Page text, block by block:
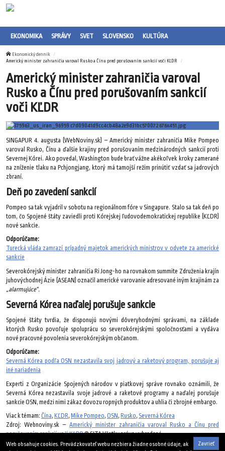
EKONOMIKA SPRÁVY SVET SLOVENSKO KULTÚRA
Ekonomický denník
Americký minister zahraničia varoval Rusko a Čínu pred porušovaním sankcií voči KĽDR
Americký minister zahraničia varoval
Rusko a Čínu pred porušovaním sankcií
voči KĽDR
SINGAPUR 4. augusta (WebNoviny.sk) – Americký minister zahraničia Mike Pompeo
varoval Rusko, Čínu a ďalšie krajiny pred porušovaním medzinárodných sankcií proti
Severnej Kórei. Ako povedal, Washington bude brať vážne akékoľvek kroky zamerané
na zníženie tlaku na Pchjongjang, ktorý má tamojší režim prinútiť vzdať sa jadrových
zbraní.
Deň po zavedení sankcií
Pompeo sa tak vyjadril v sobotu na regionálnom fóre v Singapure. Stalo sa tak deň po
tom, čo Spojené štáty zaviedli proti Kórejskej ľudovodemokratickej republike (KĽDR)
nové sankcie.
Odporúčame:
Turecká vláda zamrazí prípadný majetok amerických ministrov v odvete za americké
sankcie
Severokórejský minister zahraničia Ri Jong-ho na rovnakom summite Združenia krajín
juhovýchodnej Ázie (ASEAN) označil americké varovanie adresované iným krajinám za
„alarmujúce“.
Severná Kórea naďalej porušuje sankcie
Spojené štáty tvrdia, že disponujú novými dôveryhodnými správami, na základe
ktorých Rusko povoľuje spoluprácu so severokórejskými spoločnosťami a vydáva
nové pracovné povolenia severokórejským občanom.
Odporúčame:
Severná Kórea podľa OSN nezastavila svoj jadrový a raketový program, porušuje aj
iné nariadenia
Experti z Organizácie Spojených národov v piatkovej správe rovnako oznámili, že
Severná Kórea nezastavila svoje jadrové a raketové programy a naďalej porušuje
sankcie OSN, medzi nimi zákaz dovozu ropných produktov a uhlia či zbrojné embargo.
Viac k témam: Čína, KĽDR, Mike Pompeo, OSN , Rusko, Severná Kórea
Zdroj: Webnoviny.sk –Americký minister zahraničia varoval Rusko a Čínu pred
porušovaním sankcií voči KĽDR© SITA Všetky práva vyhradené.
4. augusta 2018
Zavrieť
Web obsahuje cookies. Prevádzkovateľ webu nezbiera žiadne osobné údaje, ak